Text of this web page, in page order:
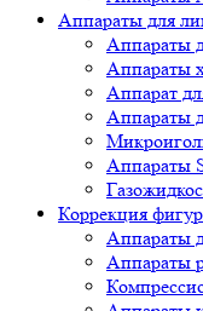
Аппараты для
Аппараты
Аппараты
Аппарат
Аппараты
Аппараты
Коррекция
Аппараты
Аппараты